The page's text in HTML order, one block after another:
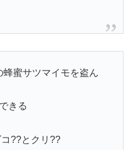
蜂蜜サツマイモを盗ん
きる
??とクリ??